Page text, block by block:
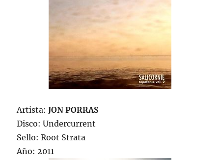
Artista:JON PORRAS
Disco: Undercurrent
Sello: Root Strata
Año: 2011